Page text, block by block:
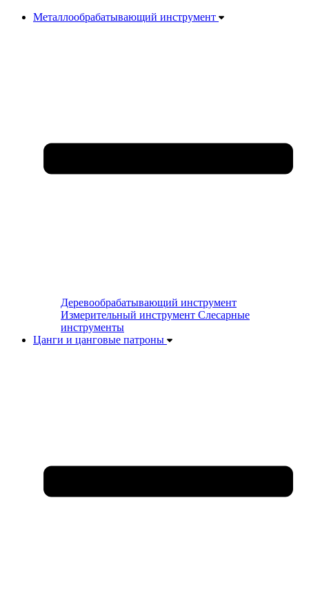
Металлообрабатывающий инструмент
Деревообрабатывающий инструмент
Измерительный инструмент Слесарные
инструменты
Цанги и цанговые патроны